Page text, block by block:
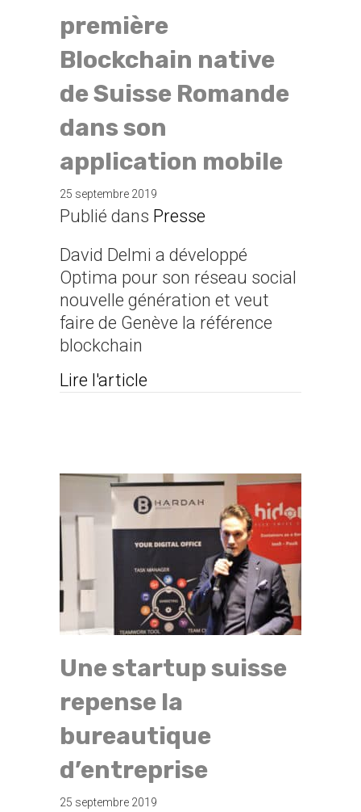
première
Blockchain native
de Suisse Romande
dans son
application mobile
25 septembre 2019
Publié dans Presse
David Delmi a développé
Optima pour son réseau social
nouvelle génération et veut
faire de Genève la référence
blockchain
Lire l'article
Une startup suisse
repense la
bureautique
d’entreprise
25 septembre 2019